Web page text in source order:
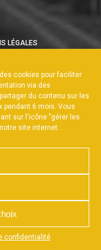
cookies pour faciliter
via des
du contenu sur les
pendant 6 mois. Vous
sur l'icône "gérer les
site internet.
confidentialité
LÉGALES
A3WEB